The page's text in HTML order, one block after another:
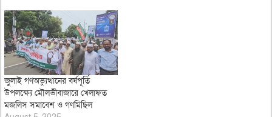
জুলাই গণঅভ্যুত্থানের বর্ষপূর্তি
উপলক্ষ্যে মৌলভীবাজারে খেলাফত
মজলিস সমাবেশ ও গণমিছিল